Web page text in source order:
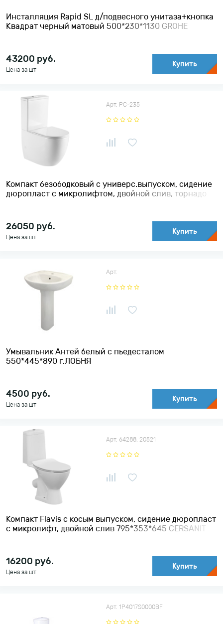
Инсталляция Rapid SL д/подвесного унитаза+кнопка
Квадрат черный матовый 500*230*1130 GROHE
43200 руб.
Цена за шт
Купить
Компакт безободковый с универс.выпуском, сидение
дюропласт с микролифтом, двойной слив, торнадо
Арт. РС-235
26050 руб.
Цена за шт
Купить
Умывальник Антей белый с пьедесталом
550*445*890 г.ЛОБНЯ
Арт.
4500 руб.
Цена за шт
Купить
Компакт Flavis с косым выпуском, сидение дюропласт
с микролифт, двойной слив 795*353*645 CERSANIT
Арт. 64288, 20521
16200 руб.
Цена за шт
Купить
Арт. 1P4017S0000BF